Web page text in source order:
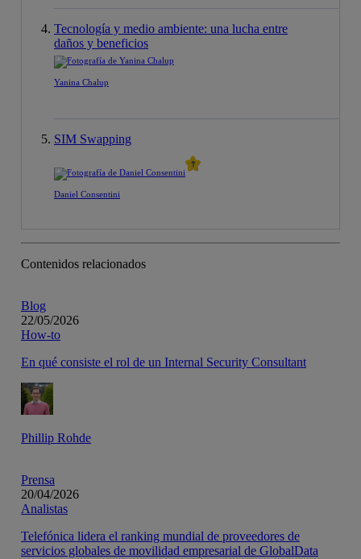
Tecnología y medio ambiente: una lucha entre
daños y beneficios
Yanina Chalup
SIM Swapping
Daniel Consentini
Contenidos relacionados
Blog
22/05/2026
How-to
En qué consiste el rol de un Internal Security Consultant
Phillip Rohde
Prensa
20/04/2026
Analistas
Telefónica lidera el ranking mundial de proveedores de
servicios globales de movilidad empresarial de GlobalData